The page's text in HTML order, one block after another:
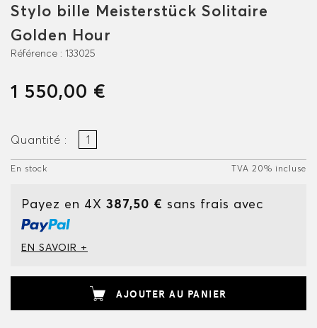
Stylo bille Meisterstück Solitaire
Golden Hour
Référence : 133025
1 550,00 €
Quantité :
En stock TVA 20% incluse
Payez en 4X 387,50 € sans frais avec
EN SAVOIR +
AJOUTER AU PANIER